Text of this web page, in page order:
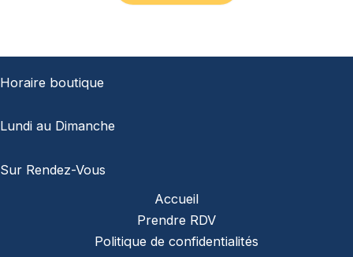
Horaire boutique
Lundi au Dimanche
Sur Rendez-Vous
Accueil
Prendre RDV
Politique de confidentialités